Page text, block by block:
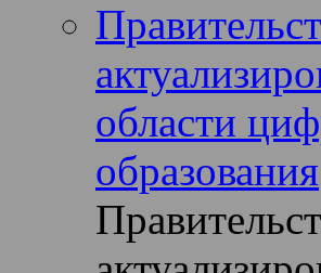
области
образования